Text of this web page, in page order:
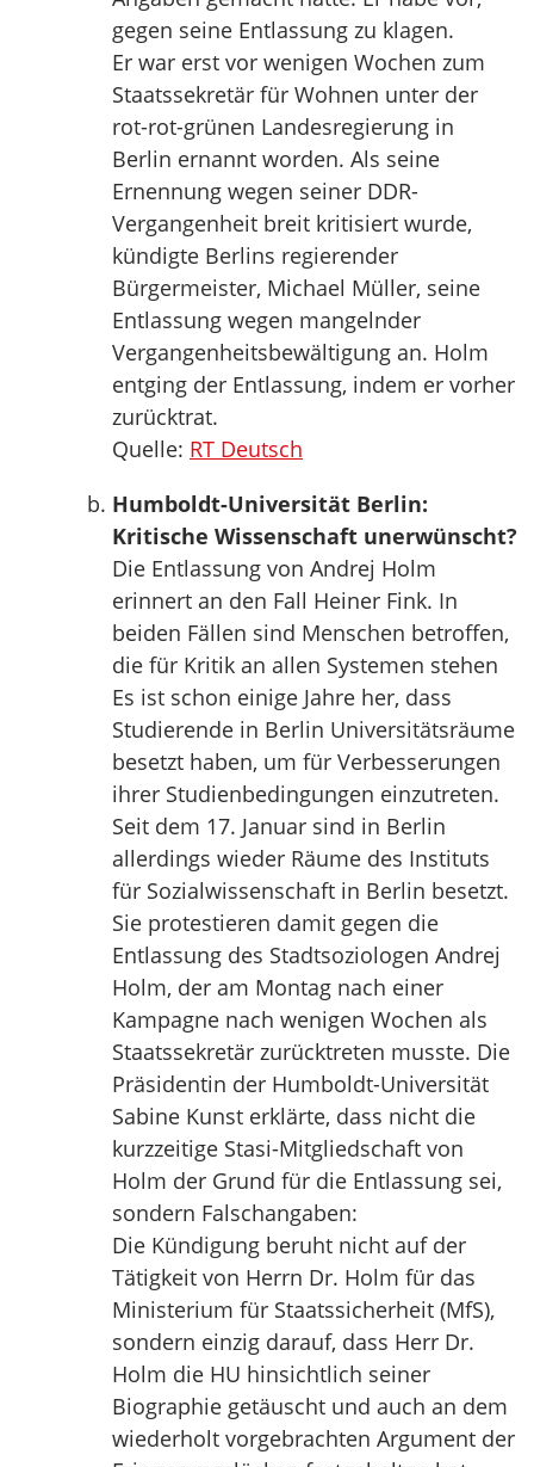
gegen seine Entlassung zu klagen.
Er war erst vor wenigen Wochen zum
Staatssekretär für Wohnen unter der
rot-rot-grünen Landesregierung in
Berlin ernannt worden. Als seine
Ernennung wegen seiner DDR-
Vergangenheit breit kritisiert wurde,
kündigte Berlins regierender
Bürgermeister, Michael Müller, seine
Entlassung wegen mangelnder
Vergangenheitsbewältigung an. Holm
entging der Entlassung, indem er vorher
zurücktrat.
Quelle: RT Deutsch
Humboldt-Universität Berlin:
Kritische Wissenschaft unerwünscht?
Die Entlassung von Andrej Holm
erinnert an den Fall Heiner Fink. In
beiden Fällen sind Menschen betroffen,
die für Kritik an allen Systemen stehen
Es ist schon einige Jahre her, dass
Studierende in Berlin Universitätsräume
besetzt haben, um für Verbesserungen
ihrer Studienbedingungen einzutreten.
Seit dem 17. Januar sind in Berlin
allerdings wieder Räume des Instituts
für Sozialwissenschaft in Berlin besetzt.
Sie protestieren damit gegen die
Entlassung des Stadtsoziologen Andrej
Holm, der am Montag nach einer
Kampagne nach wenigen Wochen als
Staatssekretär zurücktreten musste. Die
Präsidentin der Humboldt-Universität
Sabine Kunst erklärte, dass nicht die
kurzzeitige Stasi-Mitgliedschaft von
Holm der Grund für die Entlassung sei,
sondern Falschangaben:
Die Kündigung beruht nicht auf der
Tätigkeit von Herrn Dr. Holm für das
Ministerium für Staatssicherheit (MfS),
sondern einzig darauf, dass Herr Dr.
Holm die HU hinsichtlich seiner
Biographie getäuscht und auch an dem
wiederholt vorgebrachten Argument der